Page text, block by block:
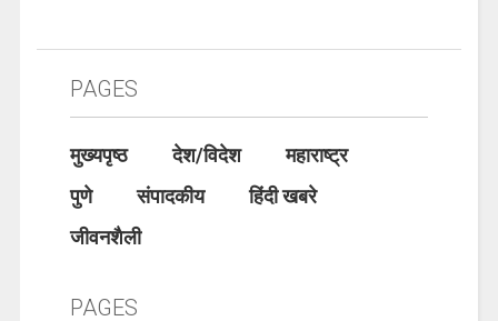
PAGES
मुख्यपृष्ठ देश/विदेश
महाराष्ट्र
पुणे
संपादकीय
हिंदी खबरे
जीवनशैली
PAGES